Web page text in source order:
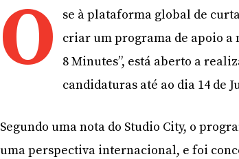
O
se à plataforma global de
criar um programa de apoio a
8 Minutes”, está aberto a
candidaturas até ao dia 14 de
Segundo uma nota do Studio City, o
uma perspectiva internacional, e foi